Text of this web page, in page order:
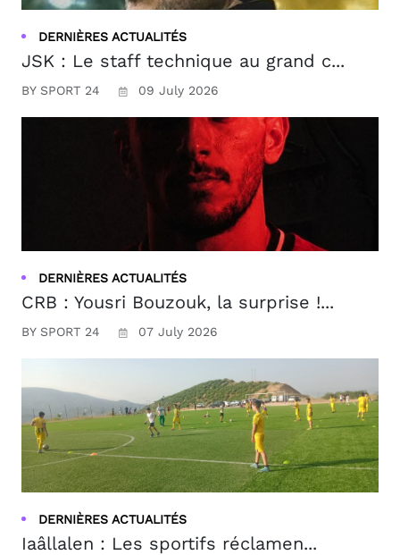
DERNIÈRES ACTUALITÉS
JSK : Le staff technique au grand c...
BY SPORT 24 09 July 2026
DERNIÈRES ACTUALITÉS
CRB : Yousri Bouzouk, la surprise !...
BY SPORT 24 07 July 2026
DERNIÈRES ACTUALITÉS
Iaâllalen : Les sportifs réclamen...